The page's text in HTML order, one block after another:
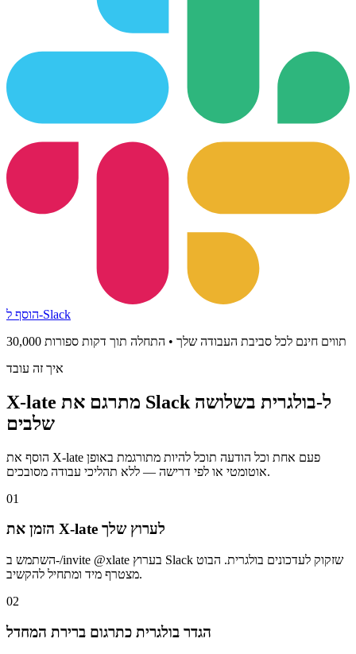
הוסף ל-Slack
30,000 תווים חינם לכל סביבת העבודה שלך • התחלה תוך דקות ספורות
איך זה עובד
X-late מתרגם את Slack ל-בולגרית בשלושה
שלבים
הוסף את X-late פעם אחת וכל הודעה תוכל להיות מתורגמת באופן
אוטומטי או לפי דרישה — ללא תהליכי עבודה מסובכים.
01
הזמן את X-late לערוץ שלך
השתמש ב-/invite @xlate בערוץ Slack שזקוק לעדכונים בולגרית. הבוט
מצטרף מיד ומתחיל להקשיב.
02
הגדר בולגרית כתרגום ברירת המחדל